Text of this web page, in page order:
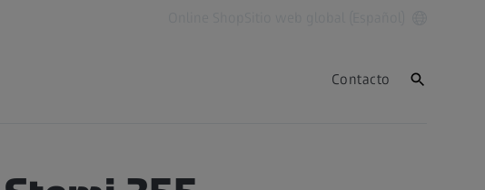
Contacto